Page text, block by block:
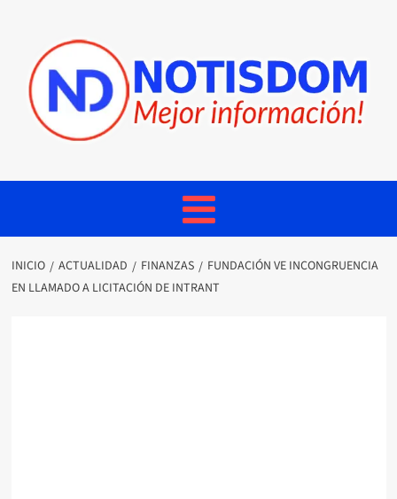
INICIO ACTUALIDAD FINANZAS
FUNDACIÓN VE INCONGRUENCIA
EN LLAMADO A LICITACIÓN DE INTRANT